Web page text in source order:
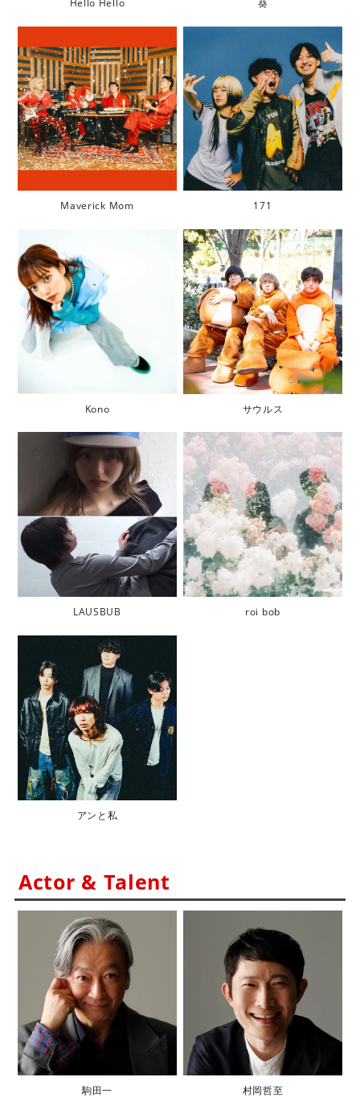
Hello Hello 葵
Maverick Mom 171
Kono サウルス
LAUSBUB roi bob
アンと私
Actor & Talent
駒田一 村岡哲至